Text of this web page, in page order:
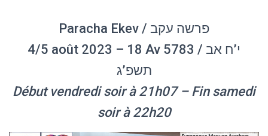
Paracha Ekev / פרשה עקב
4/5 août 2023 – 18 Av 5783 / י’ח אב
תשפ’ג
Début vendredi soir à 21h07 – Fin samedi
soir à 22h20